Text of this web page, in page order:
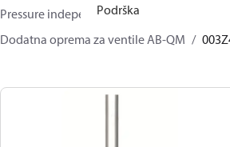
Podrška
Pressure independent control valves (PICV)
Dodatna oprema za ventile AB-QM